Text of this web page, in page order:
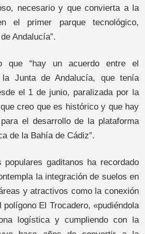
necesario y que convierta a la
el primer parque tecnológico,
Andalucía”.
que “hay un acuerdo entre el
Junta de Andalucía, que tenía
el 1 de junio, paralizada por la
creo que es histórico y que hay
el desarrollo de la plataforma
de la Bahía de Cádiz”.
gaditanos ha recordado
la integración de suelos en
y atractivos como la conexión
El Trocadero, «pudiéndola
logística y cumpliendo con la